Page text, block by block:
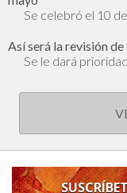
Se celebró el 10
Así será la revisión
Se le dará